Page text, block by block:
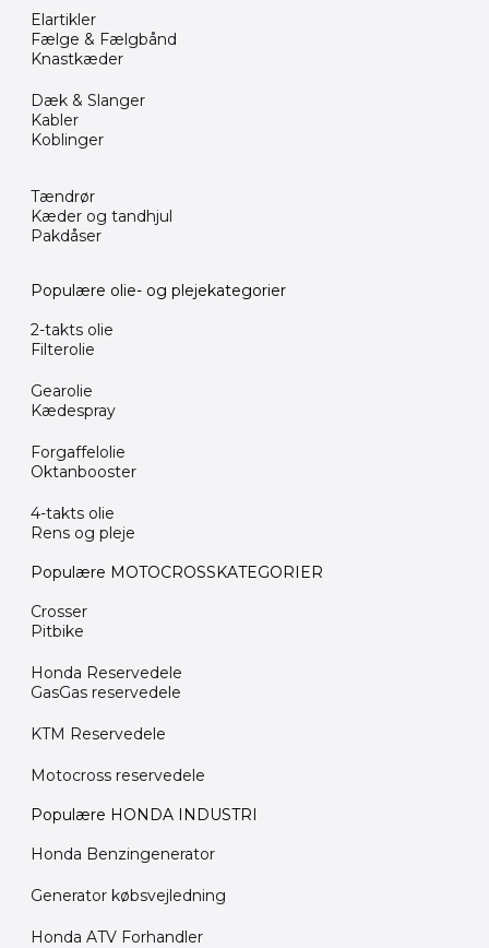
Elartikler
Fælge & Fælgbånd
Knastkæder
Dæk & Slanger
Kabler
Koblinger
Tændrør
Kæder og tandhjul
Pakdåser
Populære olie- og plejekategorier
2-takts olie
Filterolie
Gearolie
Kædespray
Forgaffelolie
Oktanbooster
4-takts olie
Rens og pleje
Populære MOTOCROSSKATEGORIER
Crosser
Pitbike
Honda Reservedele
GasGas reservedele
KTM Reservedele
Motocross reservedele
Populære HONDA INDUSTRI
Honda Benzingenerator
Generator købsvejledning
Honda ATV Forhandler